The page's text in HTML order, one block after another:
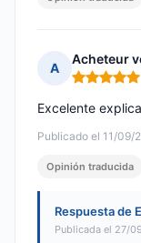
A
Acheteur
Nota: 5 de 5
Publicado el 11/09/
Excelente
Opinión traducida
Respuesta de
Publicada el 27/